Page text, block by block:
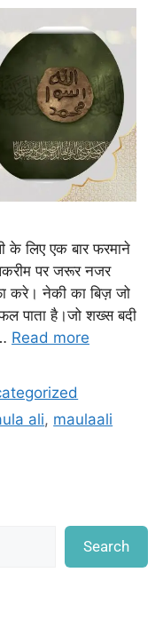
के लिए एक बार फरमाने
पर जरूर नजर
करे। नेकी का बिज़ जो
पाता है।जो शख्स बदी
Read more
ali, maulaali
Search